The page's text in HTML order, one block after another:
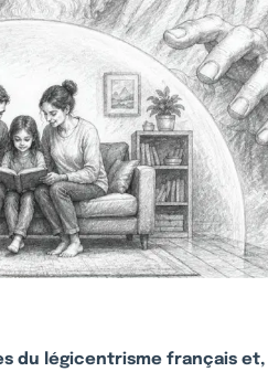
du légicentrisme français